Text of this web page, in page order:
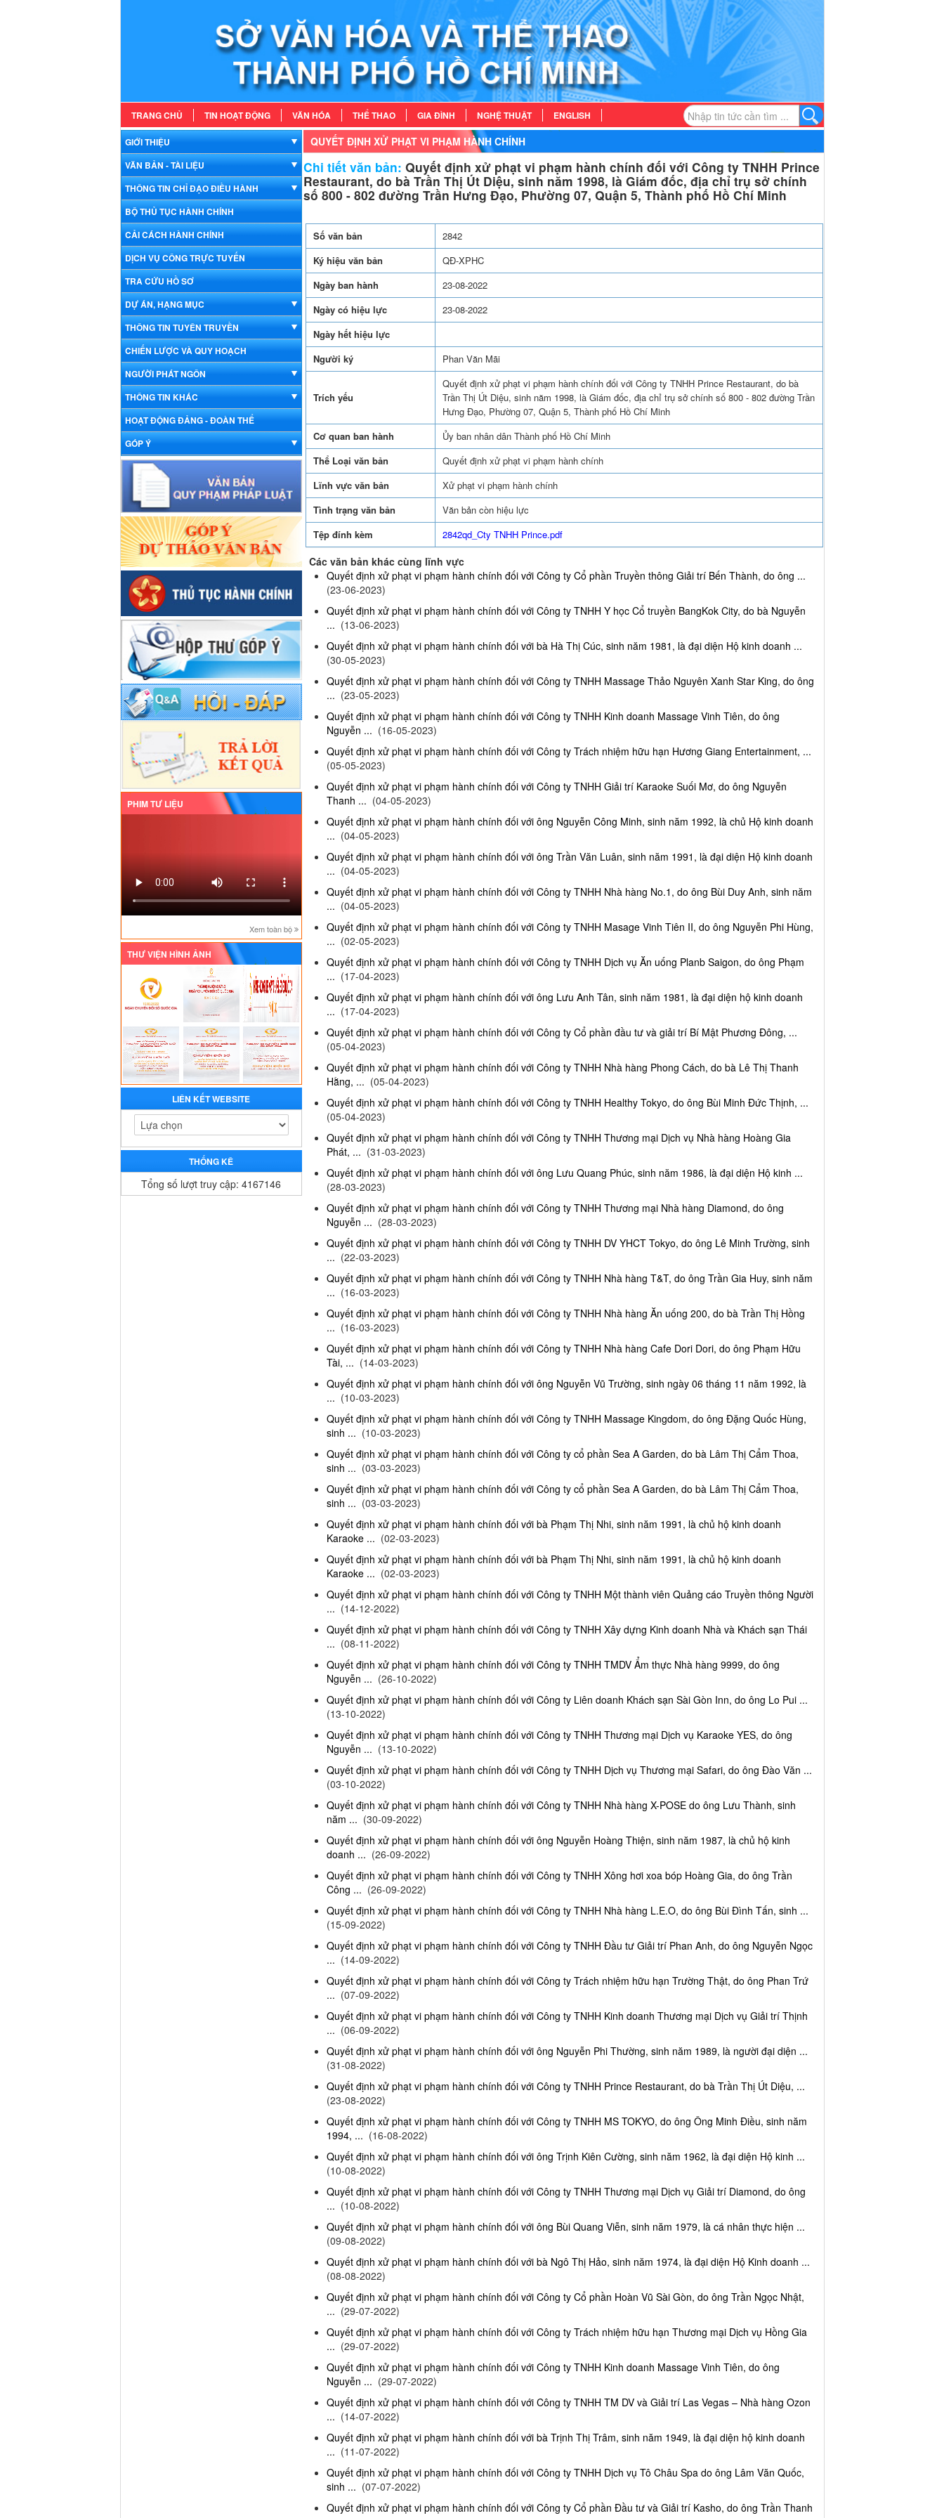
TRANG CHỦ TIN HOẠT ĐỘNG VĂN HÓA THỂ THAO GIA ĐÌNH NGHỆ THUẬT ENGLISH
GIỚI THIỆU
VĂN BẢN - TÀI LIỆU
THÔNG TIN CHỈ ĐẠO ĐIỀU HÀNH
BỘ THỦ TỤC HÀNH CHÍNH
CẢI CÁCH HÀNH CHÍNH
DỊCH VỤ CÔNG TRỰC TUYẾN
TRA CỨU HỒ SƠ
DỰ ÁN, HẠNG MỤC
THÔNG TIN TUYÊN TRUYỀN
CHIẾN LƯỢC VÀ QUY HOẠCH
NGƯỜI PHÁT NGÔN
THÔNG TIN KHÁC
HOẠT ĐỘNG ĐẢNG - ĐOÀN THỂ
GÓP Ý
PHIM TƯ LIỆU
Xem toàn bộ
THƯ VIỆN HÌNH ẢNH
LIÊN KẾT WEBSITE
THỐNG KÊ
Tổng số lượt truy cập: 4167146
QUYẾT ĐỊNH XỬ PHẠT VI PHẠM HÀNH CHÍNH
Chi tiết văn bản: Quyết định xử phạt vi phạm hành chính đối với Công ty TNHH Prince
Restaurant, do bà Trần Thị Út Diệu, sinh năm 1998, là Giám đốc, địa chỉ trụ sở chính
số 800 - 802 đường Trần Hưng Đạo, Phường 07, Quận 5, Thành phố Hồ Chí Minh
Số văn bản
2842
Ký hiệu văn bản
QĐ-XPHC
Ngày ban hành
23-08-2022
Ngày có hiệu lực
23-08-2022
Ngày hết hiệu lực
Người ký
Phan Văn Mãi
Trích yếu
Quyết định xử phạt vi phạm hành chính đối với Công ty TNHH Prince Restaurant, do bà
Trần Thị Út Diệu, sinh năm 1998, là Giám đốc, địa chỉ trụ sở chính số 800 - 802 đường Trần
Hưng Đạo, Phường 07, Quận 5, Thành phố Hồ Chí Minh
Cơ quan ban hành
Ủy ban nhân dân Thành phố Hồ Chí Minh
Thể Loại văn bản
Quyết định xử phạt vi phạm hành chính
Lĩnh vực văn bản
Xử phạt vi phạm hành chính
Tình trạng văn bản
Văn bản còn hiệu lực
Tệp đính kèm
2842qd_Cty TNHH Prince.pdf
Các văn bản khác cùng lĩnh vực
Quyết định xử phạt vi phạm hành chính đối với Công ty Cổ phần Truyền thông Giải trí Bến Thành, do ông ...
(23-06-2023)
Quyết định xử phạt vi phạm hành chính đối với Công ty TNHH Y học Cổ truyền BangKok City, do bà Nguyễn
... (13-06-2023)
Quyết định xử phạt vi phạm hành chính đối với bà Hà Thị Cúc, sinh năm 1981, là đại diện Hộ kinh doanh ...
(30-05-2023)
Quyết định xử phạt vi phạm hành chính đối với Công ty TNHH Massage Thảo Nguyên Xanh Star King, do ông
... (23-05-2023)
Quyết định xử phạt vi phạm hành chính đối với Công ty TNHH Kinh doanh Massage Vinh Tiên, do ông
Nguyễn ... (16-05-2023)
Quyết định xử phạt vi phạm hành chính đối với Công ty Trách nhiệm hữu hạn Hương Giang Entertainment, ...
(05-05-2023)
Quyết định xử phạt vi phạm hành chính đối với Công ty TNHH Giải trí Karaoke Suối Mơ, do ông Nguyễn
Thanh ... (04-05-2023)
Quyết định xử phạt vi phạm hành chính đối với ông Nguyễn Công Minh, sinh năm 1992, là chủ Hộ kinh doanh
... (04-05-2023)
Quyết định xử phạt vi phạm hành chính đối với ông Trần Văn Luân, sinh năm 1991, là đại diện Hộ kinh doanh
... (04-05-2023)
Quyết định xử phạt vi phạm hành chính đối với Công ty TNHH Nhà hàng No.1, do ông Bùi Duy Anh, sinh năm
... (04-05-2023)
Quyết định xử phạt vi phạm hành chính đối với Công ty TNHH Masage Vinh Tiên II, do ông Nguyễn Phi Hùng,
... (02-05-2023)
Quyết định xử phạt vi phạm hành chính đối với Công ty TNHH Dịch vụ Ăn uống Planb Saigon, do ông Phạm
... (17-04-2023)
Quyết định xử phạt vi phạm hành chính đối với ông Lưu Anh Tân, sinh năm 1981, là đại diện hộ kinh doanh
... (17-04-2023)
Quyết định xử phạt vi phạm hành chính đối với Công ty Cổ phần đầu tư và giải trí Bí Mật Phương Đông, ...
(05-04-2023)
Quyết định xử phạt vi phạm hành chính đối với Công ty TNHH Nhà hàng Phong Cách, do bà Lê Thị Thanh
Hằng, ... (05-04-2023)
Quyết định xử phạt vi phạm hành chính đối với Công ty TNHH Healthy Tokyo, do ông Bùi Minh Đức Thịnh, ...
(05-04-2023)
Quyết định xử phạt vi phạm hành chính đối với Công ty TNHH Thương mại Dịch vụ Nhà hàng Hoàng Gia
Phát, ... (31-03-2023)
Quyết định xử phạt vi phạm hành chính đối với ông Lưu Quang Phúc, sinh năm 1986, là đại diện Hộ kinh ...
(28-03-2023)
Quyết định xử phạt vi phạm hành chính đối với Công ty TNHH Thương mại Nhà hàng Diamond, do ông
Nguyễn ... (28-03-2023)
Quyết định xử phạt vi phạm hành chính đối với Công ty TNHH DV YHCT Tokyo, do ông Lê Minh Trường, sinh
... (22-03-2023)
Quyết định xử phạt vi phạm hành chính đối với Công ty TNHH Nhà hàng T&T, do ông Trần Gia Huy, sinh năm
... (16-03-2023)
Quyết định xử phạt vi phạm hành chính đối với Công ty TNHH Nhà hàng Ăn uống 200, do bà Trần Thị Hồng
... (16-03-2023)
Quyết định xử phạt vi phạm hành chính đối với Công ty TNHH Nhà hàng Cafe Dori Dori, do ông Phạm Hữu
Tài, ... (14-03-2023)
Quyết định xử phạt vi phạm hành chính đối với ông Nguyễn Vũ Trường, sinh ngày 06 tháng 11 năm 1992, là
... (10-03-2023)
Quyết định xử phạt vi phạm hành chính đối với Công ty TNHH Massage Kingdom, do ông Đặng Quốc Hùng,
sinh ... (10-03-2023)
Quyết định xử phạt vi phạm hành chính đối với Công ty cổ phần Sea A Garden, do bà Lâm Thị Cẩm Thoa,
sinh ... (03-03-2023)
Quyết định xử phạt vi phạm hành chính đối với Công ty cổ phần Sea A Garden, do bà Lâm Thị Cẩm Thoa,
sinh ... (03-03-2023)
Quyết định xử phạt vi phạm hành chính đối với bà Phạm Thị Nhi, sinh năm 1991, là chủ hộ kinh doanh
Karaoke ... (02-03-2023)
Quyết định xử phạt vi phạm hành chính đối với bà Phạm Thị Nhi, sinh năm 1991, là chủ hộ kinh doanh
Karaoke ... (02-03-2023)
Quyết định xử phạt vi phạm hành chính đối với Công ty TNHH Một thành viên Quảng cáo Truyền thông Người
... (14-12-2022)
Quyết định xử phạt vi phạm hành chính đối với Công ty TNHH Xây dựng Kinh doanh Nhà và Khách sạn Thái
... (08-11-2022)
Quyết định xử phạt vi phạm hành chính đối với Công ty TNHH TMDV Ẩm thực Nhà hàng 9999, do ông
Nguyễn ... (26-10-2022)
Quyết định xử phạt vi phạm hành chính đối với Công ty Liên doanh Khách sạn Sài Gòn Inn, do ông Lo Pui ...
(13-10-2022)
Quyết định xử phạt vi phạm hành chính đối với Công ty TNHH Thương mại Dịch vụ Karaoke YES, do ông
Nguyễn ... (13-10-2022)
Quyết định xử phạt vi phạm hành chính đối với Công ty TNHH Dịch vụ Thương mại Safari, do ông Đào Văn ...
(03-10-2022)
Quyết định xử phạt vi phạm hành chính đối với Công ty TNHH Nhà hàng X-POSE do ông Lưu Thành, sinh
năm ... (30-09-2022)
Quyết định xử phạt vi phạm hành chính đối với ông Nguyễn Hoàng Thiện, sinh năm 1987, là chủ hộ kinh
doanh ... (26-09-2022)
Quyết định xử phạt vi phạm hành chính đối với Công ty TNHH Xông hơi xoa bóp Hoàng Gia, do ông Trần
Công ... (26-09-2022)
Quyết định xử phạt vi phạm hành chính đối với Công ty TNHH Nhà hàng L.E.O, do ông Bùi Đình Tấn, sinh ...
(15-09-2022)
Quyết định xử phạt vi phạm hành chính đối với Công ty TNHH Đầu tư Giải trí Phan Anh, do ông Nguyễn Ngọc
... (14-09-2022)
Quyết định xử phạt vi phạm hành chính đối với Công ty Trách nhiệm hữu hạn Trường Thật, do ông Phan Trứ
... (07-09-2022)
Quyết định xử phạt vi phạm hành chính đối với Công ty TNHH Kinh doanh Thương mại Dịch vụ Giải trí Thịnh
... (06-09-2022)
Quyết định xử phạt vi phạm hành chính đối với ông Nguyễn Phi Thường, sinh năm 1989, là người đại diện ...
(31-08-2022)
Quyết định xử phạt vi phạm hành chính đối với Công ty TNHH Prince Restaurant, do bà Trần Thị Út Diệu, ...
(23-08-2022)
Quyết định xử phạt vi phạm hành chính đối với Công ty TNHH MS TOKYO, do ông Ông Minh Điều, sinh năm
1994, ... (16-08-2022)
Quyết định xử phạt vi phạm hành chính đối với ông Trịnh Kiên Cường, sinh năm 1962, là đại diện Hộ kinh ...
(10-08-2022)
Quyết định xử phạt vi phạm hành chính đối với Công ty TNHH Thương mại Dịch vụ Giải trí Diamond, do ông
... (10-08-2022)
Quyết định xử phạt vi phạm hành chính đối với ông Bùi Quang Viễn, sinh năm 1979, là cá nhân thực hiện ...
(09-08-2022)
Quyết định xử phạt vi phạm hành chính đối với bà Ngô Thị Hảo, sinh năm 1974, là đại diện Hộ Kinh doanh ...
(08-08-2022)
Quyết định xử phạt vi phạm hành chính đối với Công ty Cổ phần Hoàn Vũ Sài Gòn, do ông Trần Ngọc Nhật,
... (29-07-2022)
Quyết định xử phạt vi phạm hành chính đối với Công ty Trách nhiệm hữu hạn Thương mại Dịch vụ Hồng Gia
... (29-07-2022)
Quyết định xử phạt vi phạm hành chính đối với Công ty TNHH Kinh doanh Massage Vinh Tiên, do ông
Nguyễn ... (29-07-2022)
Quyết định xử phạt vi phạm hành chính đối với Công ty TNHH TM DV và Giải trí Las Vegas – Nhà hàng Ozon
... (14-07-2022)
Quyết định xử phạt vi phạm hành chính đối với bà Trịnh Thị Trâm, sinh năm 1949, là đại diện hộ kinh doanh
... (11-07-2022)
Quyết định xử phạt vi phạm hành chính đối với Công ty TNHH Dịch vụ Tô Châu Spa do ông Lâm Văn Quốc,
sinh ... (07-07-2022)
Quyết định xử phạt vi phạm hành chính đối với Công ty Cổ phần Đầu tư và Giải trí Kasho, do ông Trần Thanh